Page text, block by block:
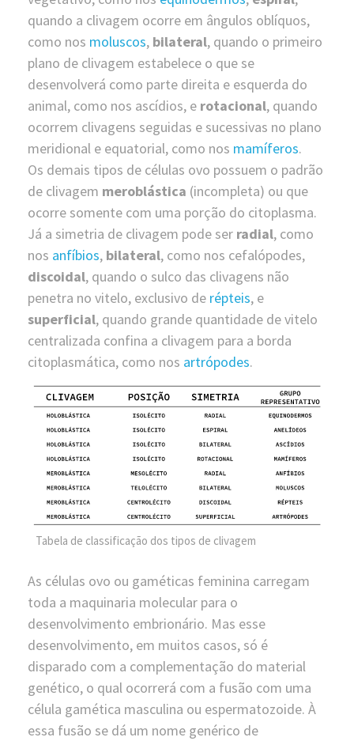
quando a clivagem ocorre em ângulos oblíquos,
como nos moluscos, bilateral, quando o primeiro
plano de clivagem estabelece o que se
desenvolverá como parte direita e esquerda do
animal, como nos ascídios, e rotacional, quando
ocorrem clivagens seguidas e sucessivas no plano
meridional e equatorial, como nos mamíferos.
Os demais tipos de células ovo possuem o padrão
de clivagem meroblástica (incompleta) ou que
ocorre somente com uma porção do citoplasma.
Já a simetria de clivagem pode ser radial, como
nos anfíbios, bilateral, como nos cefalópodes,
discoidal, quando o sulco das clivagens não
penetra no vitelo, exclusivo de répteis, e
superficial, quando grande quantidade de vitelo
centralizada confina a clivagem para a borda
citoplasmática, como nos artrópodes.
Tabela de classificação dos tipos de clivagem
As células ovo ou gaméticas feminina carregam
toda a maquinaria molecular para o
desenvolvimento embrionário. Mas esse
desenvolvimento, em muitos casos, só é
disparado com a complementação do material
genético, o qual ocorrerá com a fusão com uma
célula gamética masculina ou espermatozoide. À
essa fusão se dá um nome genérico de